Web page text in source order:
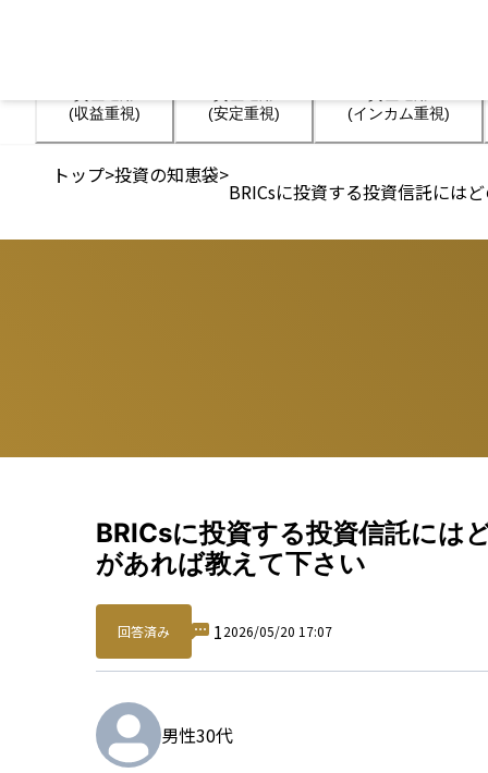
(収益重視)
(安定重視)
(インカム重視)
トップ>投資の知恵袋>
BRICsに投資する投資信託には
BRICsに投資する投資信託には
があれば教えて下さい
回答済み 12026/05/20 17:07
男性30代